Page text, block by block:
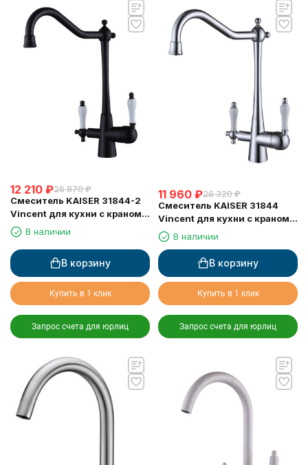
12 210 ₽26 870 ₽
Смеситель KAISER 31844-2
Vincent для кухни с краном
для питьевой воды
В наличии
В корзину
Купить в 1 клик
Запрос счета для юрлиц
11 960 ₽26 320 ₽
Смеситель KAISER 31844
Vincent для кухни с краном
для питьевой воды
В наличии
В корзину
Купить в 1 клик
Запрос счета для юрлиц